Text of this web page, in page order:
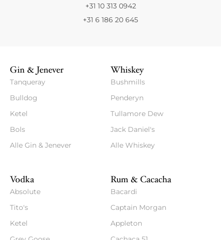
+31 10 313 0942
+31 6 186 20 645
Gin & Jenever
Tanqueray
Bulldog
Ketel
Bols
Alle Gin & Jenever
Whiskey
Bushmills
Penderyn
Tullamore Dew
Jack Daniel's
Alle Whiskey
Vodka
Absolute
Tito's
Ketel
Rum & Cacacha
Bacardi
Captain Morgan
Appleton